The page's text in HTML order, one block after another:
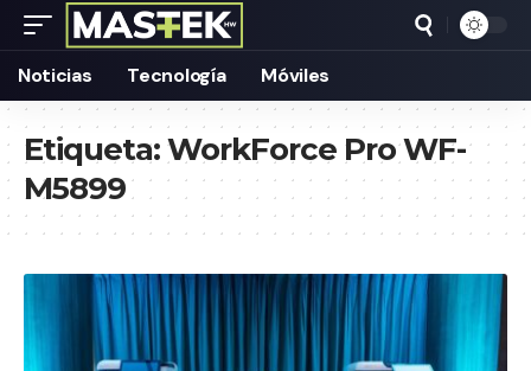
Noticias Tecnología Móviles
Etiqueta:WorkForce Pro WF-
M5899